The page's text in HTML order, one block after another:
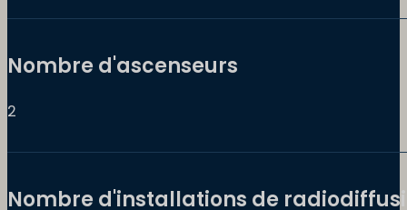
Nombre d'ascenseurs
2
Nombre d'installations de